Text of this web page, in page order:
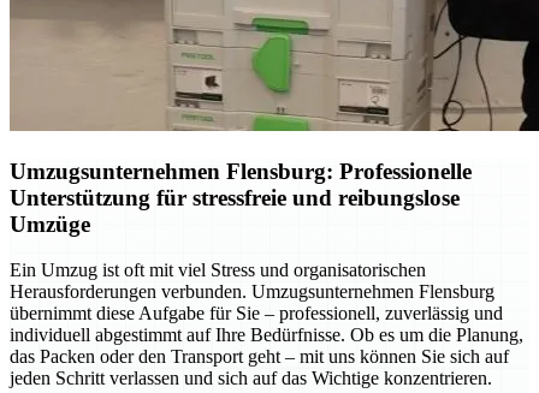
Umzugsunternehmen Flensburg: Professionelle
Unterstützung für stressfreie und reibungslose
Umzüge
Ein Umzug ist oft mit viel Stress und organisatorischen
Herausforderungen verbunden. Umzugsunternehmen Flensburg
übernimmt diese Aufgabe für Sie – professionell, zuverlässig und
individuell abgestimmt auf Ihre Bedürfnisse. Ob es um die Planung,
das Packen oder den Transport geht – mit uns können Sie sich auf
jeden Schritt verlassen und sich auf das Wichtige konzentrieren.